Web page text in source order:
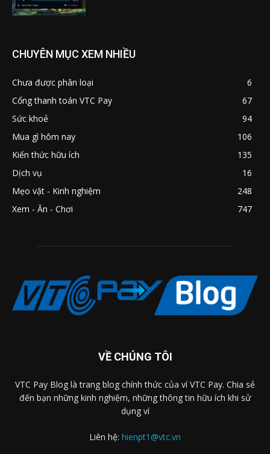
CHUYÊN MỤC XEM NHIỀU
Chưa được phân loại
6
Cổng thanh toán VTC Pay
67
Sức khoẻ
94
Mua gì hôm nay
106
Kiến thức hữu ích
135
Dịch vụ
16
Mẹo vặt - Kinh nghiệm
248
Xem - Ăn - Chơi
747
VỀ CHÚNG TÔI
VTC Pay Blog là trang blog chính thức của ví VTC Pay. Chia sẻ
đến bạn những kinh nghiệm, những thông tin hữu ích khi sử
dụng ví
Liên hệ: hienpt1@vtc.vn